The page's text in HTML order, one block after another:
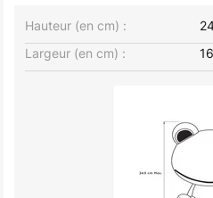
Largeur (en cm) :
Hauteur (en cm) :